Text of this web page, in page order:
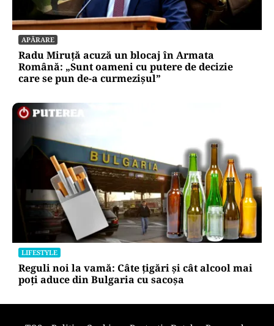
APĂRARE
Radu Miruță acuză un blocaj în Armata
Română: „Sunt oameni cu putere de decizie
care se pun de-a curmezișul”
LIFESTYLE
Reguli noi la vamă: Câte țigări și cât alcool mai
poți aduce din Bulgaria cu sacoșa